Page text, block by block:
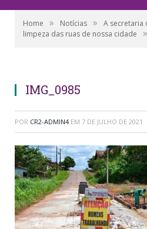
Home » Notícias »
A secretaria
limpeza das ruas de nossa cidade
»
IMG_0985
POR CR2-ADMIN4 EM 7 DE JULHO DE 2021